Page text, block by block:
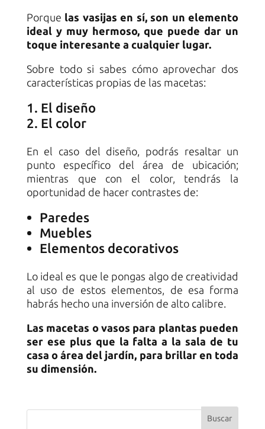
Porque las vasijas en sí, son un elemento
ideal y muy hermoso, que puede dar un
toque interesante a cualquier lugar.
Sobre todo si sabes cómo aprovechar dos
características propias de las macetas:
El diseño
El color
En el caso del diseño, podrás resaltar un
punto específico del área de ubicación;
mientras que con el color, tendrás la
oportunidad de hacer contrastes de:
Paredes
Muebles
Elementos decorativos
Lo ideal es que le pongas algo de creatividad
al uso de estos elementos, de esa forma
habrás hecho una inversión de alto calibre.
Las macetas o vasos para plantas pueden
ser ese plus que la falta a la sala de tu
casa o área del jardín, para brillar en toda
su dimensión.